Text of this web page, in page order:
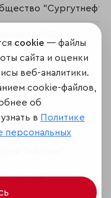
компания
жизни"
cookie — файлы
сайта и оценки
веб-аналитики.
cookie-файлов,
об
в Политике
персональных